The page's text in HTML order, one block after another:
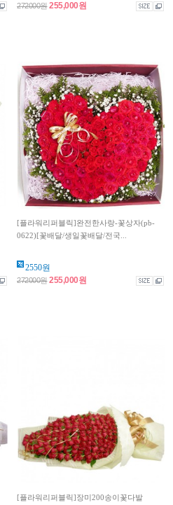
272000원255,000원
[플라워리퍼블릭]완전한사랑-꽃상자(pb-
0622)[꽃배달/생일꽃배달/전국...
2550원
272000원255,000원
[플라워리퍼블릭]장미200송이꽃다발